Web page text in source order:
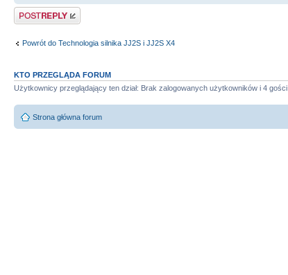
Odpowiedz
Powrót do Technologia silnika JJ2S i JJ2S X4
KTO PRZEGLĄDA FORUM
Użytkownicy przeglądający ten dział: Brak zalogowanych użytkowników i 4 gości
Strona główna forum